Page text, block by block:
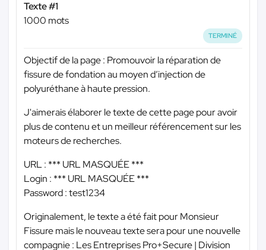
Texte #1
1000 mots
TERMINÉ
Objectif de la page : Promouvoir la réparation de
fissure de fondation au moyen d’injection de
polyuréthane à haute pression.
J'aimerais élaborer le texte de cette page pour avoir
plus de contenu et un meilleur référencement sur les
moteurs de recherches.
URL : *** URL MASQUÉE ***
Login : *** URL MASQUÉE ***
Password : test1234
Originalement, le texte a été fait pour Monsieur
Fissure mais le nouveau texte sera pour une nouvelle
compagnie : Les Entreprises Pro+Secure | Division